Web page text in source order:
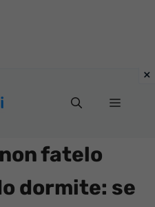
Menu
fatelo
dormite: se